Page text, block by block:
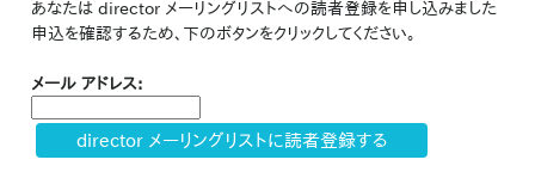
あなたは director メーリングリストへの読者登録を申し込みました
申込を確認するため、下のボタンをクリックしてください。
メール アドレス: